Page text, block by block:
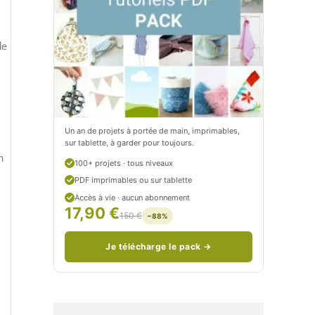
t
i
t
C
i
t
r
n
/
t
i
t
c
i
t
o
n
c
o
Un an de projets à portée de main, imprimables,
sur tablette, à garder pour toujours.
100+ projets · tous niveaux
PDF imprimables ou sur tablette
Accès à vie · aucun abonnement
17,90 €150 € −88%
Je télécharge le pack →